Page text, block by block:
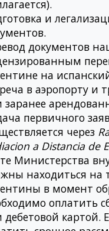
и
документов
на
в аэропорту и
заранее
первичного
через
a Distancia de
Министерства
находиться на
в момент
оплатить
дебетовой картой.